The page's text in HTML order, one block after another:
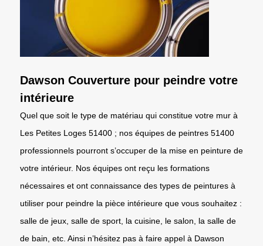
Dawson Couverture pour peindre votre
intérieure
Quel que soit le type de matériau qui constitue votre mur à
Les Petites Loges 51400 ; nos équipes de peintres 51400
professionnels pourront s’occuper de la mise en peinture de
votre intérieur. Nos équipes ont reçu les formations
nécessaires et ont connaissance des types de peintures à
utiliser pour peindre la pièce intérieure que vous souhaitez :
salle de jeux, salle de sport, la cuisine, le salon, la salle de
de bain, etc. Ainsi n’hésitez pas à faire appel à Dawson